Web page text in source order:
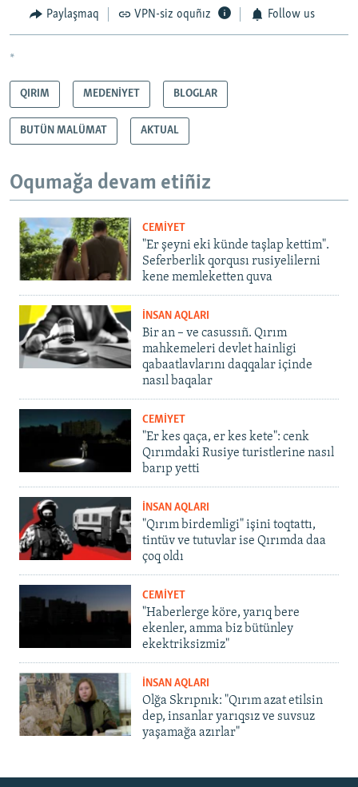
Paylaşmaq VPN-siz oquñız Follow us
*
QIRIM MEDENİYET BLOGLAR
BUTÜN MALÜMAT AKTUAL
Oqumağa devam etiñiz
CEMİYET
"Er şeyni eki künde taşlap kettim".
Seferberlik qorqusı rusiyelilerni
kene memleketten quva
İNSAN AQLARI
Bir an – ve casussıñ. Qırım
mahkemeleri devlet hainligi
qabaatlavlarını daqqalar içinde
nasıl baqalar
CEMİYET
"Er kes qaça, er kes kete": cenk
Qırımdaki Rusiye turistlerine nasıl
barıp yetti
İNSAN AQLARI
"Qırım birdemligi" işini toqtattı,
tintüv ve tutuvlar ise Qırımda daa
çoq oldı
CEMİYET
"Haberlerge köre, yarıq bere
ekenler, amma biz bütünley
ekektriksizmiz"
İNSAN AQLARI
Olğa Skrıpnık: "Qırım azat etilsin
dep, insanlar yarıqsız ve suvsuz
yaşamağa azırlar"